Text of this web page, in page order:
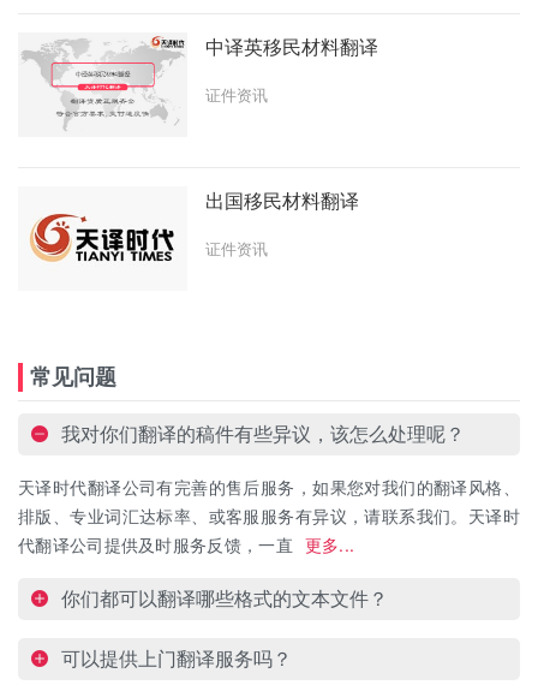
中译英移民材料翻译
证件资讯
出国移民材料翻译
证件资讯
常见问题
我对你们翻译的稿件有些异议，该怎么处理呢？
天译时代翻译公司有完善的售后服务，如果您对我们的翻译风格、
排版、专业词汇达标率、或客服服务有异议，请联系我们。天译时
代翻译公司提供及时服务反馈，一直
更多...
你们都可以翻译哪些格式的文本文件？
可以提供上门翻译服务吗？